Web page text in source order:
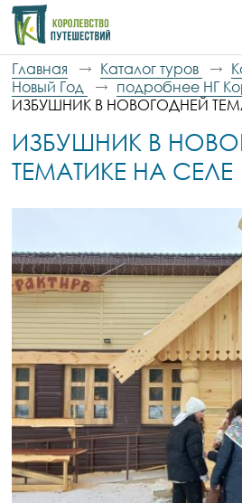
Главная Каталог туров
Новый Год
подробнее НГ
ИЗБУШНИК В НОВОГОДНЕЙ
ИЗБУШНИК В
ТЕМАТИКЕ НА СЕЛЕ